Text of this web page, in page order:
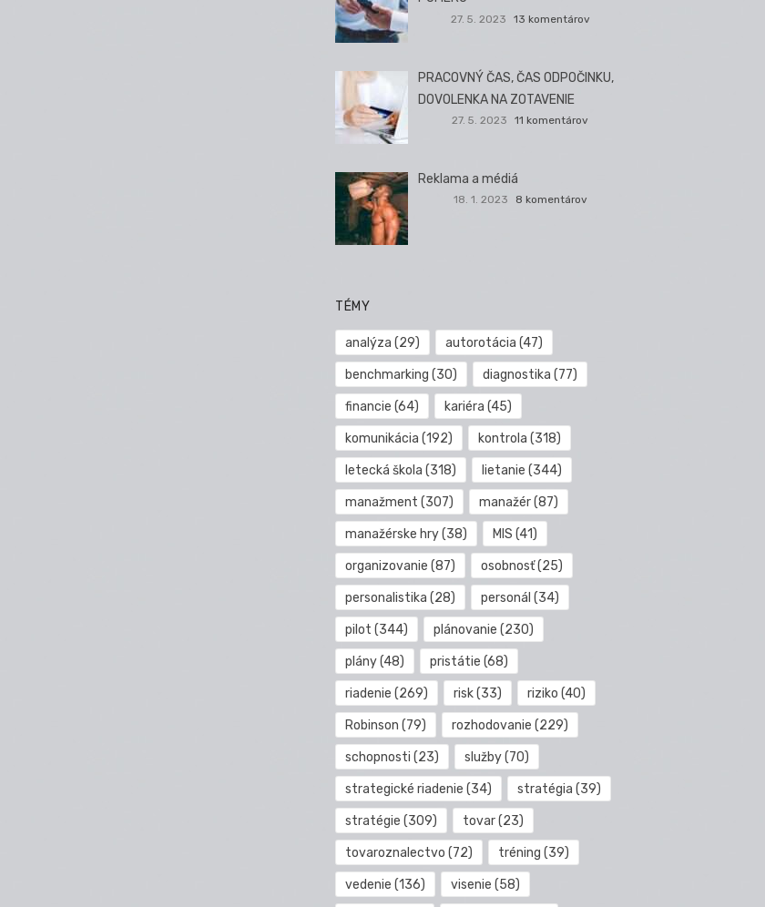
27. 5. 2023 13 komentárov
PRACOVNÝ ČAS, ČAS ODPOČINKU,
DOVOLENKA NA ZOTAVENIE
27. 5. 2023 11 komentárov
Reklama a médiá
18. 1. 2023 8 komentárov
TÉMY
analýza (29) autorotácia (47)
benchmarking (30) diagnostika (77)
financie (64) kariéra (45)
komunikácia (192) kontrola (318)
letecká škola (318) lietanie (344)
manažment (307) manažér(87)
manažérske hry(38) MIS (41)
organizovanie (87) osobnosť(25)
personalistika (28) personál (34)
pilot (344) plánovanie (230)
plány(48) pristátie (68)
riadenie (269) risk(33) riziko (40)
Robinson (79) rozhodovanie (229)
schopnosti (23) služby(70)
strategické riadenie (34) stratégia (39)
stratégie (309) tovar(23)
tovaroznalectvo (72) tréning (39)
vedenie (136) visenie (58)